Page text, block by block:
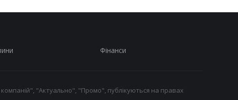
Фінанси
"Актуально", "Промо", публікуються на правах